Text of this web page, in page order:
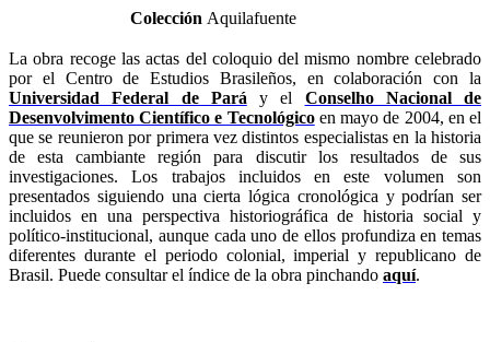
Colección Aquilafuente
La obra recoge las actas del coloquio del mismo nombre celebrado
por el Centro de Estudios Brasileños, en colaboración con la
Universidad Federal de Pará y el Conselho Nacional de
Desenvolvimento Científico e Tecnológicoen mayo de 2004, en el
que se reunieron por primera vez distintos especialistas en la historia
de esta cambiante región para discutir los resultados de sus
investigaciones. Los trabajos incluidos en este volumen son
presentados siguiendo una cierta lógica cronológica y podrían ser
incluidos en una perspectiva historiográfica de historia social y
político-institucional, aunque cada uno de ellos profundiza en temas
diferentes durante el periodo colonial, imperial y republicano de
Brasil. Puede consultar el índice de la obra pinchando aquí.